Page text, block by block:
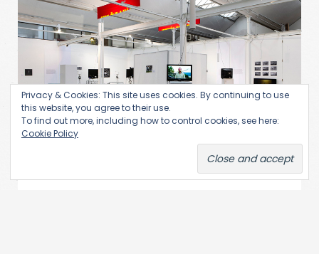
Privacy & Cookies: This site uses cookies. By continuing to use
this website, you agree to their use.
To find out more, including how to control cookies, see here:
Cookie Policy